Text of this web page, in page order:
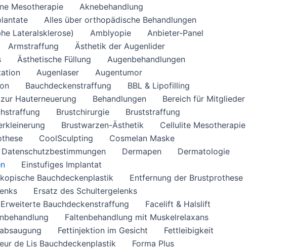
Mesotherapie
Aknebehandlung
Alles über orthopädische Behandlungen
Lateralsklerose) Amblyopie
Anbieter-Panel
Armstraffung
Ästhetik der Augenlider
Ästhetische Füllung
Augenbehandlungen
Augenlaser
Augentumor
Bauchdeckenstraffung
BBL & Lipofilling
Hauterneuerung Behandlungen
Bereich für Mitglieder
Brustchirurgie
Bruststraffung
Brustwarzen-Ästhetik
Cellulite Mesotherapie
CoolSculpting
Cosmelan Maske
Datenschutzbestimmungen Dermapen
Dermatologie
Einstufiges Implantat
Bauchdeckenplastik
Entfernung der Brustprothese
Ersatz des Schultergelenks
Erweiterte Bauchdeckenstraffung
Facelift & Halslift
Faltenbehandlung mit Muskelrelaxans
Fettinjektion im Gesicht
Fettleibigkeit
de Lis Bauchdeckenplastik
Forma Plus